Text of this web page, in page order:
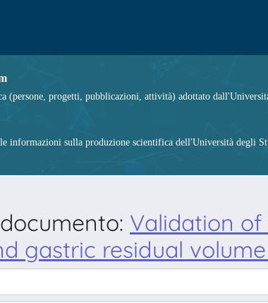
(persone, progetti, pubblicazioni, attività) adottato
informazioni sulla produzione scientifica dell'Università degli
Validation
gastric residual